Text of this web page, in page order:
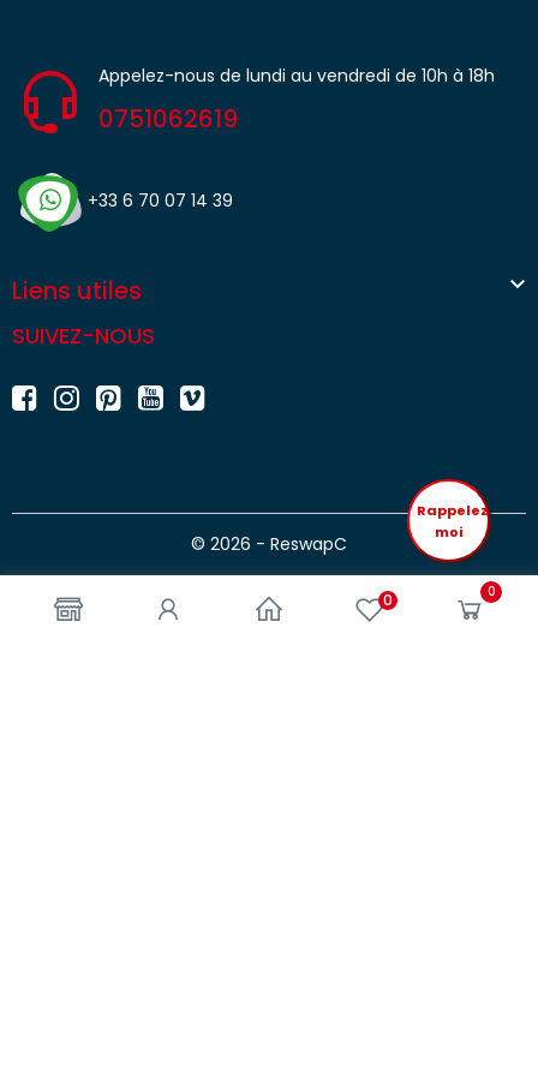
0 0
Appelez-nous de lundi au vendredi de 10h à 18h
0751062619
+33 6 70 07 14 39
Liens utiles 
SUIVEZ-NOUS
© 2026 - ReswapC
Rappelez
moi